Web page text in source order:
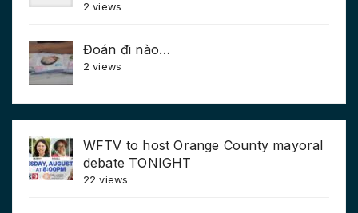
2 views
Đoán đi nào…
2 views
WFTV to host Orange County mayoral
debate TONIGHT
22 views